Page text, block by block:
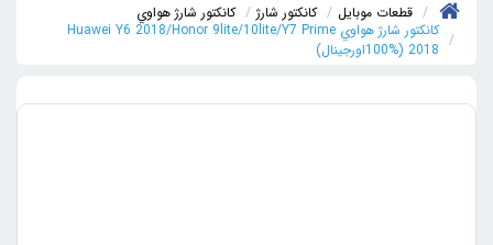
قطعات موبايل کانکتور شارژ
کانکتور شارژ هواوي
کانکتور شارژ هواوي Huawei Y6 2018/Honor 9lite/10lite/Y7 Prime
2018 (100%اورجينال)